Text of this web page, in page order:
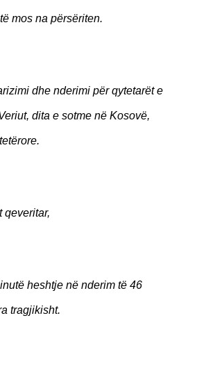
mos na përsëriten.
dhe nderimi për qytetarët e
dita e sotme në Kosovë,
qeveritar,
heshtje në nderim të 46
tragjikisht.